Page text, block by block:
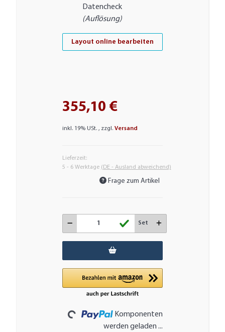
Datencheck
(Auflösung)
Layout online bearbeiten
355,10 €
inkl. 19% USt. , zzgl. Versand
Lieferzeit:
5 - 6 Werktage (DE - Ausland abweichend)
Frage zum Artikel
Set
Loading...
Komponenten
werden geladen ...